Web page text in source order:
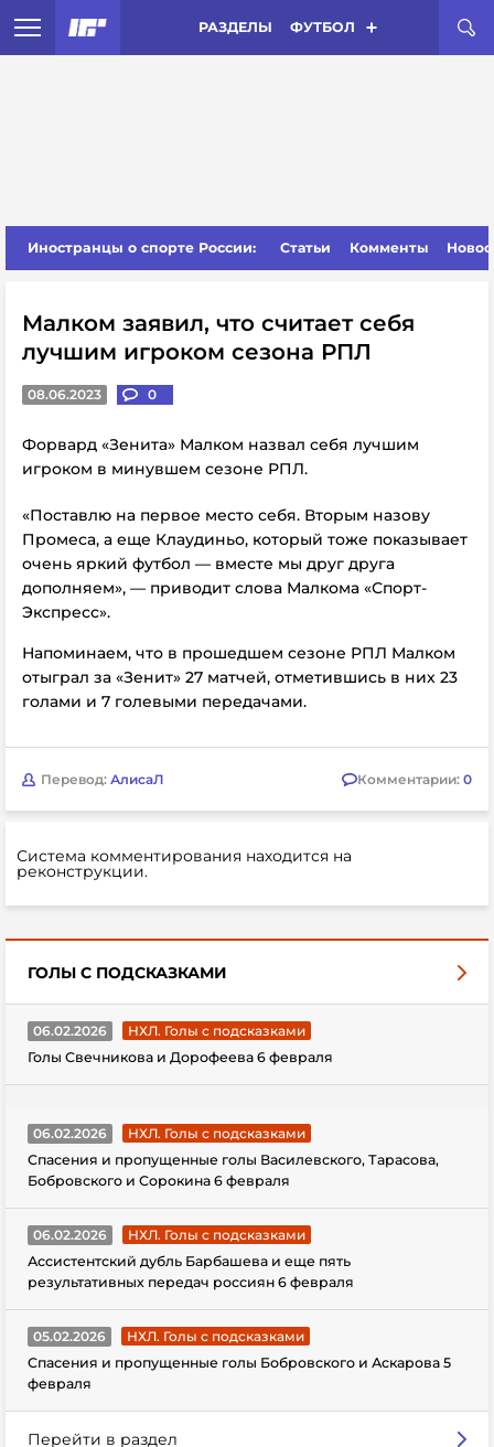
РАЗДЕЛЫ ФУТБОЛ
Иностранцы о спорте России: Статьи Комменты
Малком заявил, что считает себя
лучшим игроком сезона РПЛ
08.06.2023 0
Форвард «Зенита» Малком назвал себя лучшим
игроком в минувшем сезоне РПЛ.
«Поставлю на первое место себя. Вторым назову
Промеса, а еще Клаудиньо, который тоже показывает
очень яркий футбол — вместе мы друг друга
дополняем», — приводит слова Малкома «Спорт-
Экспресс».
Напоминаем, что в прошедшем сезоне РПЛ Малком
отыграл за «Зенит» 27 матчей, отметившись в них 23
голами и 7 голевыми передачами.
Перевод: АлисаЛ Комментарии: 0
Система комментирования находится на
реконструкции.
ГОЛЫ С ПОДСКАЗКАМИ
06.02.2026
НХЛ. Голы с подсказками
Голы Свечникова и Дорофеева 6 февраля
06.02.2026
НХЛ. Голы с подсказками
Спасения и пропущенные голы Василевского, Тарасова,
Бобровского и Сорокина 6 февраля
06.02.2026
НХЛ. Голы с подсказками
Ассистентский дубль Барбашева и еще пять
результативных передач россиян 6 февраля
05.02.2026
НХЛ. Голы с подсказками
Спасения и пропущенные голы Бобровского и Аскарова 5
февраля
Перейти в раздел